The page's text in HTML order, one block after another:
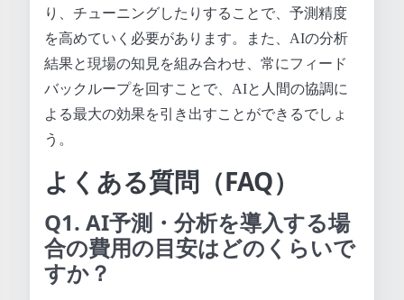
り、チューニングしたりすることで、予測精度
を高めていく必要があります。また、AIの分析
結果と現場の知見を組み合わせ、常にフィード
バックループを回すことで、AIと人間の協調に
よる最大の効果を引き出すことができるでしょ
う。
よくある質問（FAQ）
Q1. AI予測・分析を導入する場
合の費用の目安はどのくらいで
すか？